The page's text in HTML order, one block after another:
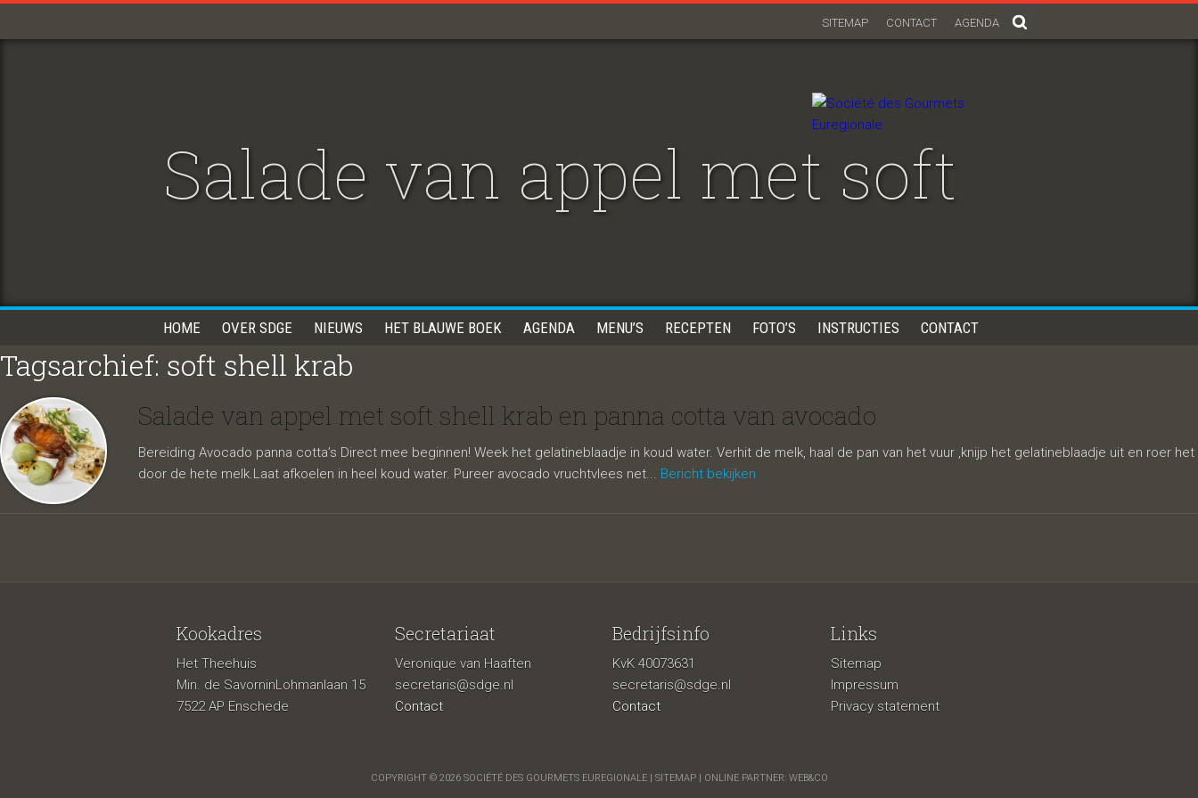
AGENDA
CONTACT
SITEMAP
Salade van appel met soft
shell krab en panna cotta
van avocado
HOME OVER SDGE NIEUWS HET BLAUWE BOEK AGENDA MENU’S RECEPTEN FOTO’S INSTRUCTIES CONTACT
Tagsarchief: soft shell krab
Salade van appel met soft shell krab en panna cotta van avocado
Bereiding Avocado panna cotta’s Direct mee beginnen! Week het gelatineblaadje in koud water. Verhit de melk, haal de pan van het vuur ,knijp het gelatineblaadje uit en roer het
door de hete melk.Laat afkoelen in heel koud water. Pureer avocado vruchtvlees net... Bericht bekijken
Kookadres
Het Theehuis
Min. de SavorninLohmanlaan 15
7522 AP Enschede
Secretariaat
Veronique van Haaften
secretaris@sdge.nl
Contact
Bedrijfsinfo
KvK 40073631
secretaris@sdge.nl
Contact
Links
Sitemap
Impressum
Privacy statement
COPYRIGHT © 2026 SOCIÉTÉ DES GOURMETS EUREGIONALE | SITEMAP| ONLINE PARTNER: WEB&CO